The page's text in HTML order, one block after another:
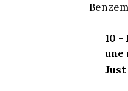
10 -
une
Just